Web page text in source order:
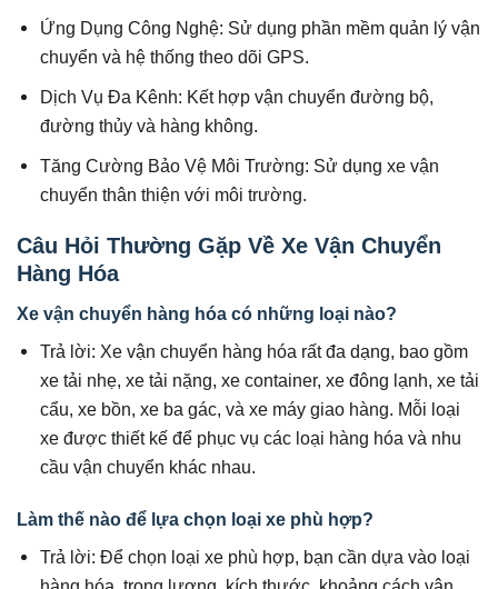
Ứng Dụng Công Nghệ: Sử dụng phần mềm quản lý vận
chuyển và hệ thống theo dõi GPS.
Dịch Vụ Đa Kênh: Kết hợp vận chuyển đường bộ,
đường thủy và hàng không.
Tăng Cường Bảo Vệ Môi Trường: Sử dụng xe vận
chuyển thân thiện với môi trường.
Câu Hỏi Thường Gặp Về Xe Vận Chuyển
Hàng Hóa
Xe vận chuyển hàng hóa có những loại nào?
Trả lời: Xe vận chuyển hàng hóa rất đa dạng, bao gồm
xe tải nhẹ, xe tải nặng, xe container, xe đông lạnh, xe tải
cẩu, xe bồn, xe ba gác, và xe máy giao hàng. Mỗi loại
xe được thiết kế để phục vụ các loại hàng hóa và nhu
cầu vận chuyển khác nhau.
Làm thế nào để lựa chọn loại xe phù hợp?
Trả lời: Để chọn loại xe phù hợp, bạn cần dựa vào loại